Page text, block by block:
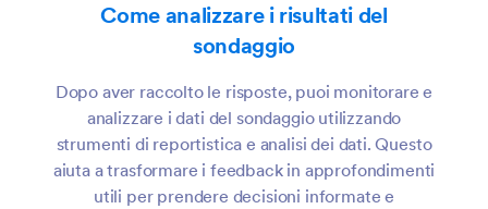
Come analizzare i risultati del
sondaggio
Dopo aver raccolto le risposte, puoi monitorare e
analizzare i dati del sondaggio utilizzando
strumenti di reportistica e analisi dei dati. Questo
aiuta a trasformare i feedback in approfondimenti
utili per prendere decisioni informate e